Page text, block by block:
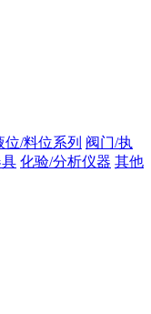
位/料位系列 阀门/执
化验/分析仪器 其他